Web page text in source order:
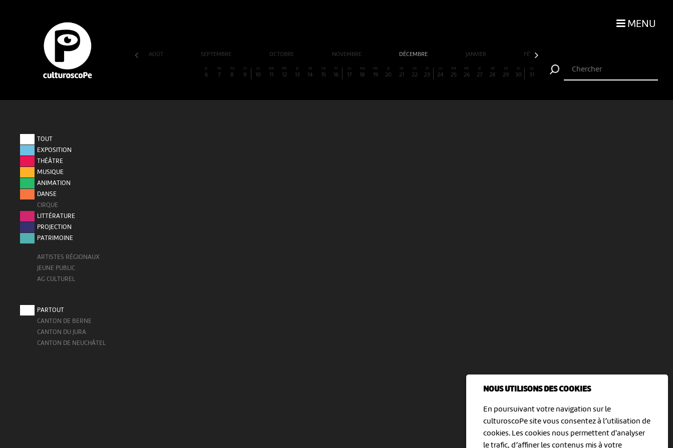
NOUS UTILISONS DES COOKIES
En poursuivant votre navigation sur le
culturoscoPe site vous consentez à l’utilisation de
cookies. Les cookies nous permettent d'analyser
le trafic, d’affiner les contenus mis à votre
MENU
AOÛT SEPTEMBRE OCTOBRE NOVEMBRE DÉCEMBRE JANVIER FÉVRIER
JE
6
VE
7
SA
8
DI
9
LU
10
MA
11
ME
12
JE
13
VE
14
SA
15
DI
16
LU
17
MA
18
ME
19
JE
20
VE
21
SA
22
DI
23
LU
24
MA
25
ME
26
JE
27
VE
28
SA
29
DI
30
LU
31
TOUT
EXPOSITION
THÉÂTRE
MUSIQUE
ANIMATION
DANSE
CIRQUE
LITTÉRATURE
PROJECTION
PATRIMOINE
ARTISTES RÉGIONAUX
JEUNE PUBLIC
AG CULTUREL
PARTOUT
CANTON DE BERNE
CANTON DU JURA
CANTON DE NEUCHÂTEL